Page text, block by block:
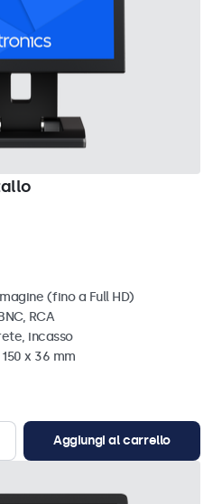
(fino a Full HD)
RCA
incasso
x 36 mm
Aggiungi al carrello